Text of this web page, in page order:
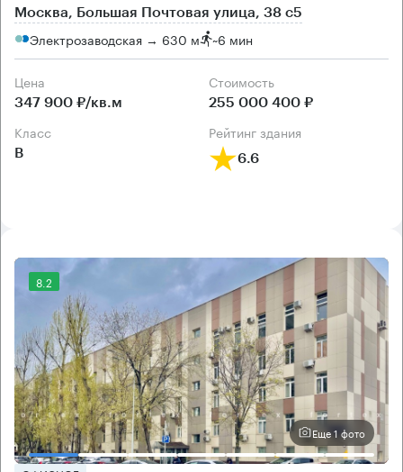
Москва, Большая Почтовая улица, 38 с5
Электрозаводская → 630 м ~6 мин
Цена
347 900 ₽/кв.м
Cтоимость
255 000 400 ₽
класс
B
рейтинг здания
6.6
8.2
Еще 1 фото